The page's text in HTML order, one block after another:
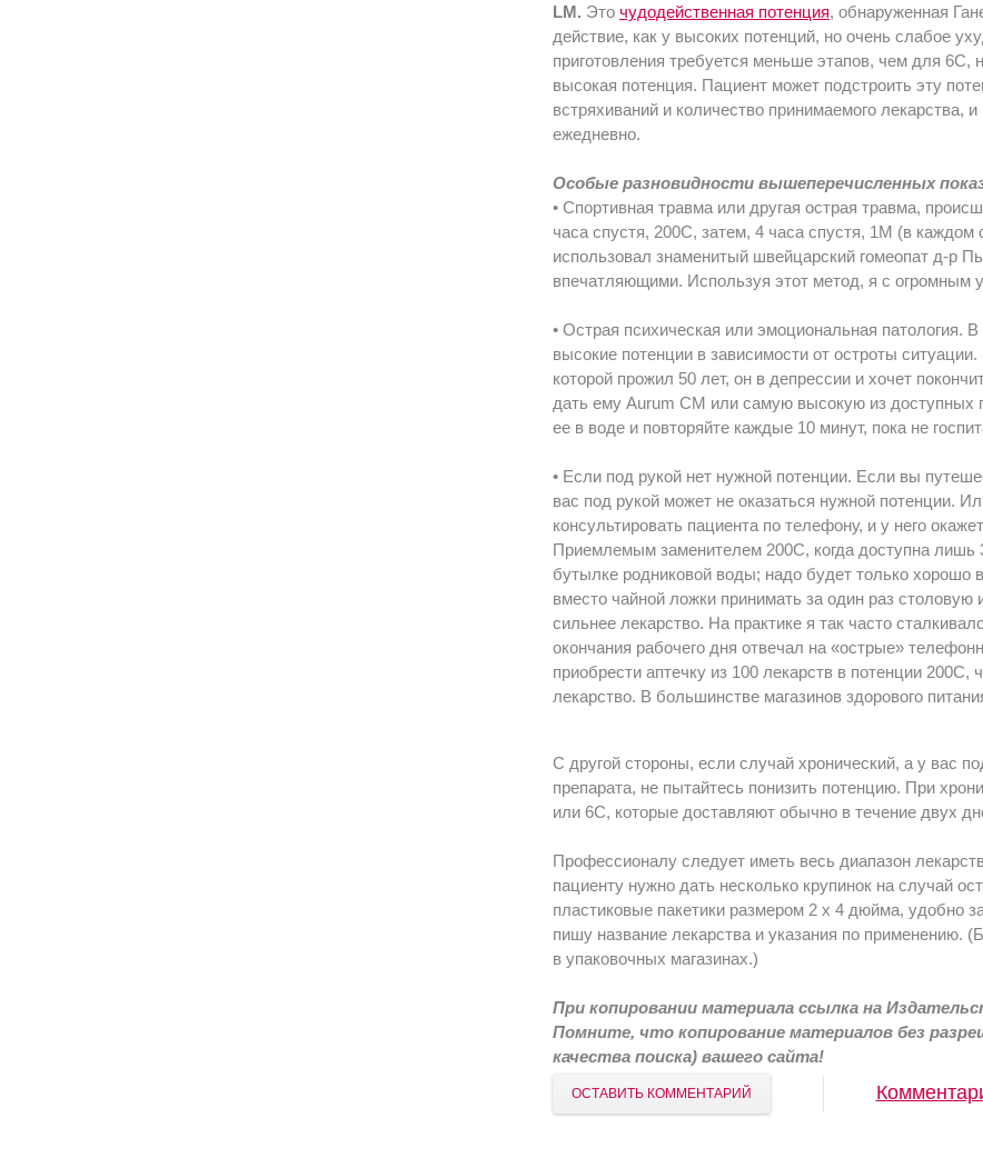
LM. Это чудодейственная потенция, обнаруженная
действие, как у высоких потенций, но очень слабое
приготовления требуется меньше этапов, чем для 6С,
высокая потенция. Пациент может подстроить эту
встряхиваний и количество принимаемого лекарства,
ежедневно.
Особые разновидности вышеперечисленных
• Спортивная травма или другая острая травма,
часа спустя, 200С, затем, 4 часа спустя, 1М (в каждом
использовал знаменитый швейцарский гомеопат д-р
впечатляющими. Используя этот метод, я с огромным
• Острая психическая или эмоциональная патология.
высокие потенции в зависимости от остроты
которой прожил 50 лет, он в депрессии и хочет
дать ему Aurum CM или самую высокую из доступных
ее в воде и повторяйте каждые 10 минут, пока не
• Если под рукой нет нужной потенции. Если вы
вас под рукой может не оказаться нужной потенции.
консультировать пациента по телефону, и у него
Приемлемым заменителем 200С, когда доступна лишь
бутылке родниковой воды; надо будет только хорошо
вместо чайной ложки принимать за один раз
сильнее лекарство. На практике я так часто
окончания рабочего дня отвечал на «острые»
приобрести аптечку из 100 лекарств в потенции
лекарство. В большинстве магазинов здорового
С другой стороны, если случай хронический, а у вас
препарата, не пытайтесь понизить потенцию. При
или 6С, которые доставляют обычно в течение двух
Профессионалу следует иметь весь диапазон
пациенту нужно дать несколько крупинок на случай
пластиковые пакетики размером 2 х 4 дюйма, удобно
пишу название лекарства и указания по применению.
в упаковочных магазинах.)
При копировании материала ссылка на
Помните, что копирование материалов без
качества поиска) вашего сайта!
ОСТАВИТЬ КОММЕНТАРИЙ